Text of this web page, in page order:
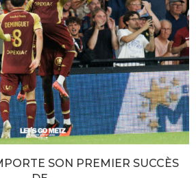
SON PREMIER SUCCÈS